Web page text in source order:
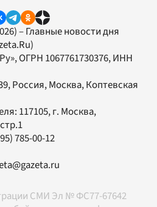
– Главные новости дня
, ОГРН 1067761730376, ИНН
Россия, Москва, Коптевская
117105, г. Москва,
785-00-12
СМИ Эл № ФС77-67642